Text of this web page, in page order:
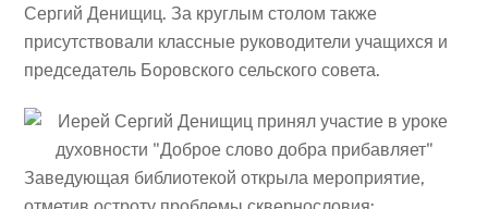
Сергий Денищиц. За круглым столом также
присутствовали классные руководители учащихся и
председатель Боровского сельского совета.
Заведующая библиотекой открыла мероприятие,